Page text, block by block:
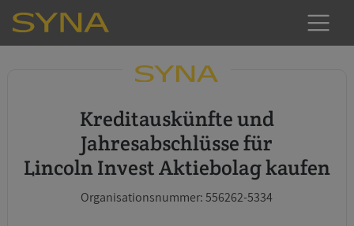
Kreditauskünfte und
Jahresabschlüsse für
Lincoln Invest Aktiebolag kaufen
Organisationsnummer: 556262-5334